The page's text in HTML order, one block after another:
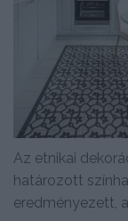
Az etnikai
határozott
eredményezett,